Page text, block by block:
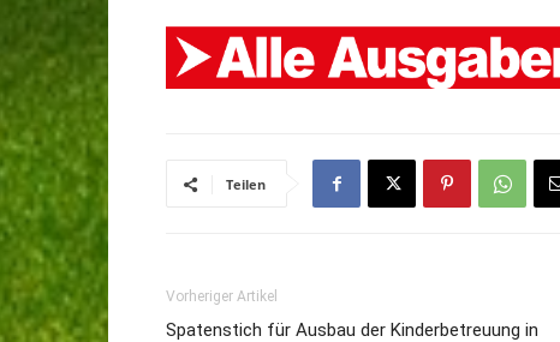
Teilen
Vorheriger Artikel
Spatenstich für Ausbau der Kinderbetreuung in